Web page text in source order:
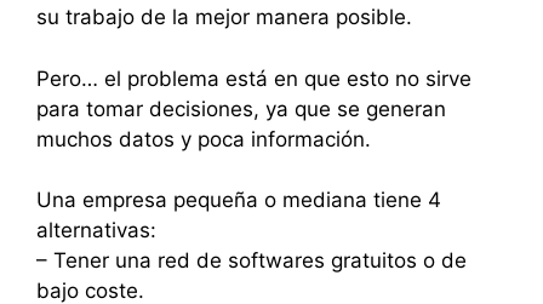
su trabajo de la mejor manera posible.
Pero… el problema está en que esto no sirve
para tomar decisiones, ya que se generan
muchos datos y poca información.
Una empresa pequeña o mediana tiene 4
alternativas:
– Tener una red de softwares gratuitos o de
bajo coste.